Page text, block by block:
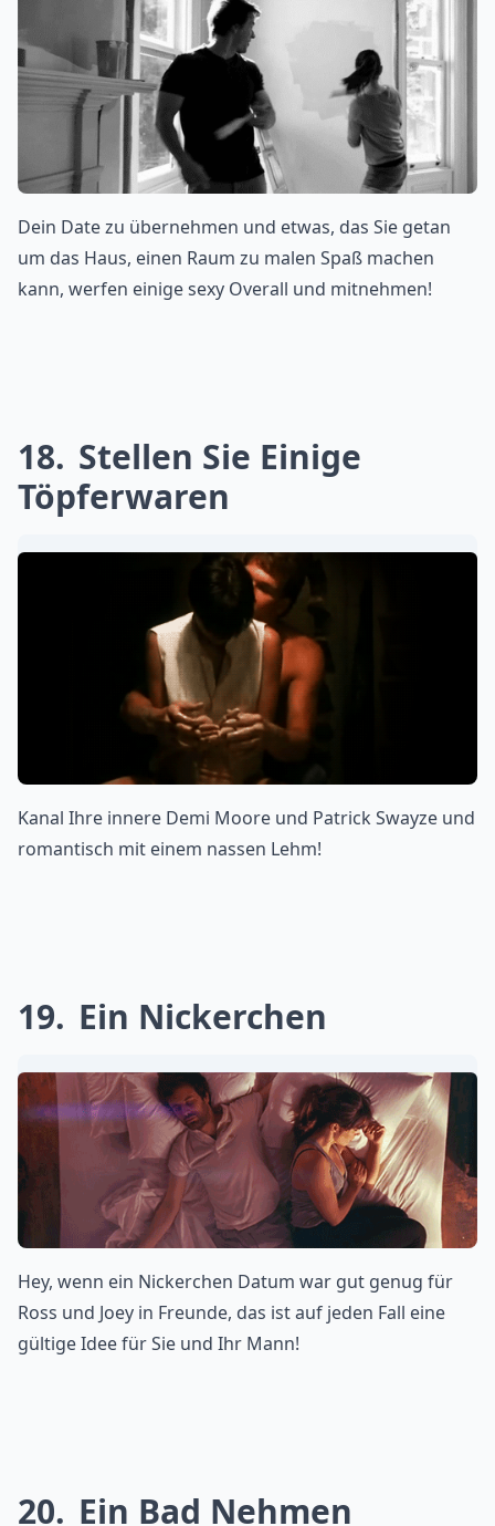
Dein Date zu übernehmen und etwas, das Sie getan
um das Haus, einen Raum zu malen Spaß machen
kann, werfen einige sexy Overall und mitnehmen!
18 Stellen Sie Einige
Töpferwaren
Kanal Ihre innere Demi Moore und Patrick Swayze und
romantisch mit einem nassen Lehm!
19 Ein Nickerchen
Hey, wenn ein Nickerchen Datum war gut genug für
Ross und Joey in Freunde, das ist auf jeden Fall eine
gültige Idee für Sie und Ihr Mann!
20 Ein Bad Nehmen